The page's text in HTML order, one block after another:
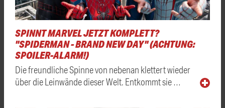
SPINNT MARVEL JETZT KOMPLETT?
"SPIDERMAN - BRAND NEW DAY" (ACHTUNG:
SPOILER-ALARM!)
Die freundliche Spinne von nebenan klettert wieder
über die Leinwände dieser Welt. Entkommt sie …